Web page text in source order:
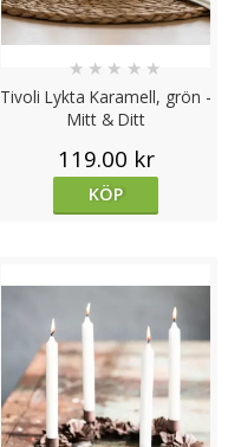
Tivoli Lykta Karamell, grön -
Mitt & Ditt
★ ★ ★ ★ ★
119.00 kr
KÖP